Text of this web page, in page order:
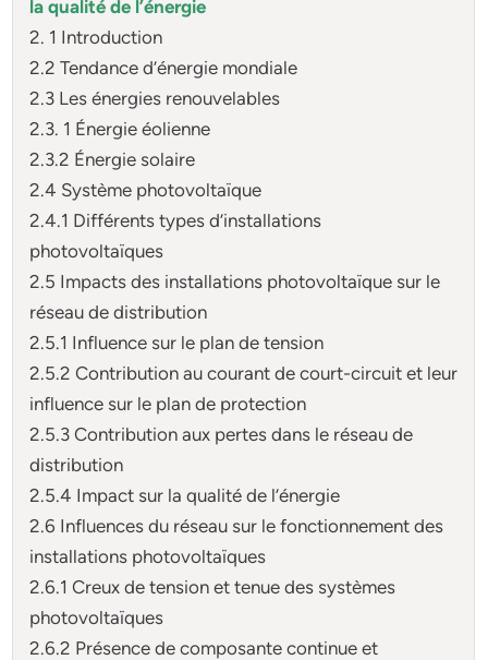
la qualité de l’énergie
2. 1 Introduction
2.2 Tendance d’énergie mondiale
2.3 Les énergies renouvelables
2.3. 1 Énergie éolienne
2.3.2 Énergie solaire
2.4 Système photovoltaïque
2.4.1 Différents types d’installations
photovoltaïques
2.5 Impacts des installations photovoltaïque sur le
réseau de distribution
2.5.1 Influence sur le plan de tension
2.5.2 Contribution au courant de court-circuit et leur
influence sur le plan de protection
2.5.3 Contribution aux pertes dans le réseau de
distribution
2.5.4 Impact sur la qualité de l’énergie
2.6 Influences du réseau sur le fonctionnement des
installations photovoltaïques
2.6.1 Creux de tension et tenue des systèmes
photovoltaïques
2.6.2 Présence de composante continue et